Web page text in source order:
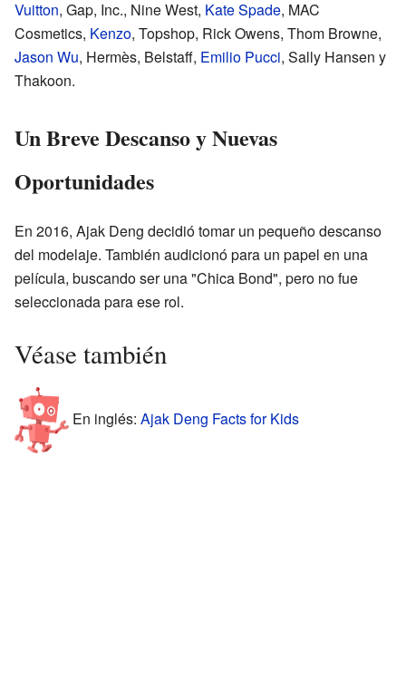
Vuitton, Gap, Inc., Nine West, Kate Spade, MAC
Cosmetics, Kenzo, Topshop, Rick Owens, Thom Browne,
Jason Wu, Hermès, Belstaff, Emilio Pucci, Sally Hansen y
Thakoon.
Un Breve Descanso y Nuevas
Oportunidades
En 2016, Ajak Deng decidió tomar un pequeño descanso
del modelaje. También audicionó para un papel en una
película, buscando ser una "Chica Bond", pero no fue
seleccionada para ese rol.
Véase también
En inglés: Ajak Deng Facts for Kids